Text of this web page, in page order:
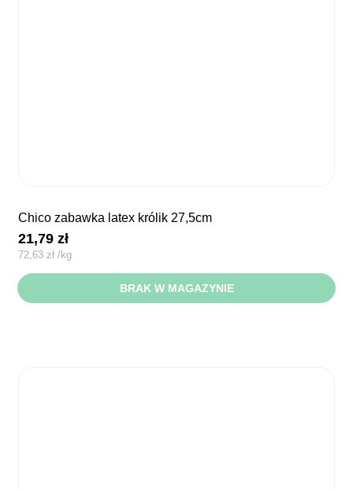
chico zabawka latex królik 27,5cm
21,79zł
72,63zł /kg
BRAK W MAGAZYNIE